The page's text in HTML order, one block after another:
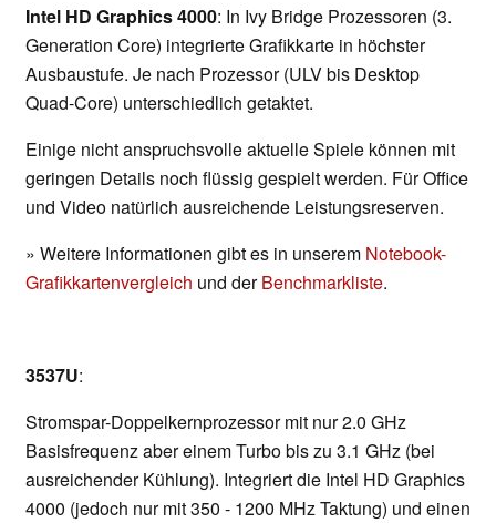
Intel HD Graphics 4000: In Ivy Bridge Prozessoren (3.
Generation Core) integrierte Grafikkarte in höchster
Ausbaustufe. Je nach Prozessor (ULV bis Desktop
Quad-Core) unterschiedlich getaktet.
Einige nicht anspruchsvolle aktuelle Spiele können mit
geringen Details noch flüssig gespielt werden. Für Office
und Video natürlich ausreichende Leistungsreserven.
» Weitere Informationen gibt es in unserem Notebook-
Grafikkartenvergleich und derBenchmarkliste.
3537U:
Stromspar-Doppelkernprozessor mit nur 2.0 GHz
Basisfrequenz aber einem Turbo bis zu 3.1 GHz (bei
ausreichender Kühlung). Integriert die Intel HD Graphics
4000 (jedoch nur mit 350 - 1200 MHz Taktung) und einen